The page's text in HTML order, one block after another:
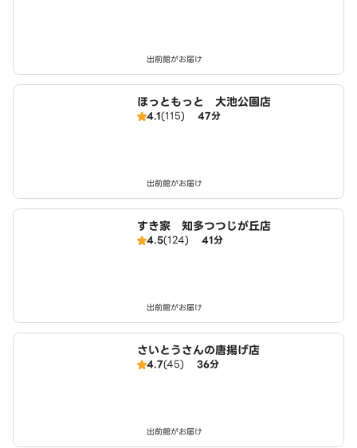
出前館がお届け
ほっともっと 大池公園店
4.1(115) 47分
出前館がお届け
すき家 知多つつじが丘店
4.5(124) 41分
出前館がお届け
さいとうさんの唐揚げ店
4.7(45) 36分
出前館がお届け